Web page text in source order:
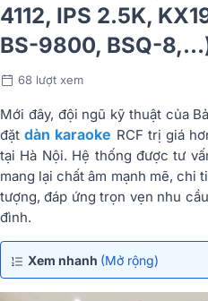
4112, IPS 2.5K,
BS-9800, BSQ-
68 lượt xem
Mới đây, đội ngũ kỹ thuật của
đặtdàn karaoke RCF trị giá
tại Hà Nội. Hệ thống được tư
mang lại chất âm mạnh mẽ, chi
tượng, đáp ứng trọn vẹn nhu
đình.
Xem nhanh (Mở rộng)